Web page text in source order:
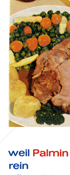
PALMIN